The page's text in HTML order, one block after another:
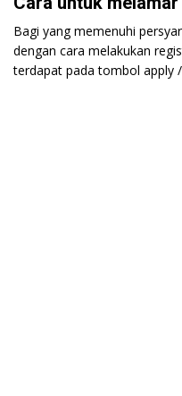
Bagi yang memenuhi
dengan cara melakukan
terdapat pada tombol apply